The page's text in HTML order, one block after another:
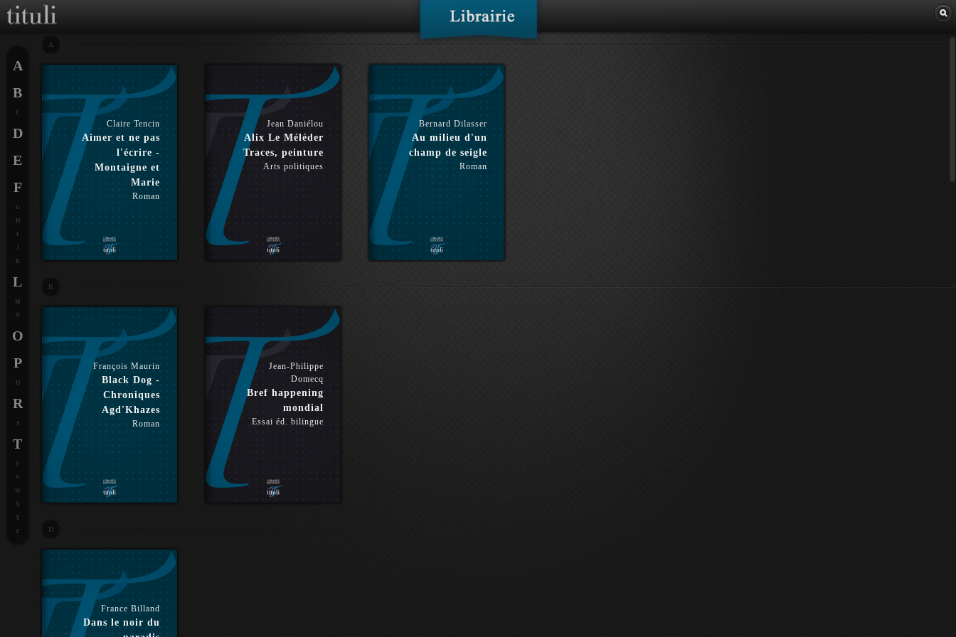
A
Claire Tencin
Aimer et ne pas
l'écrire -
Montaigne et
Marie
Roman
Jean Daniélou
Alix Le Méléder
Traces, peinture
Arts politiques
Bernard Dilasser
Au milieu d'un
champ de seigle
Roman
B
François Maurin
Black Dog -
Chroniques
Agd'Khazes
Roman
Jean-Philippe
Domecq
Bref happening
mondial
Essai éd. bilingue
D
France Billand
Dans le noir du
A
B
C
D
E
F
G
J
K
L
M
N
O
P
Q
R
S
T
U
V
W
X
Y
Z